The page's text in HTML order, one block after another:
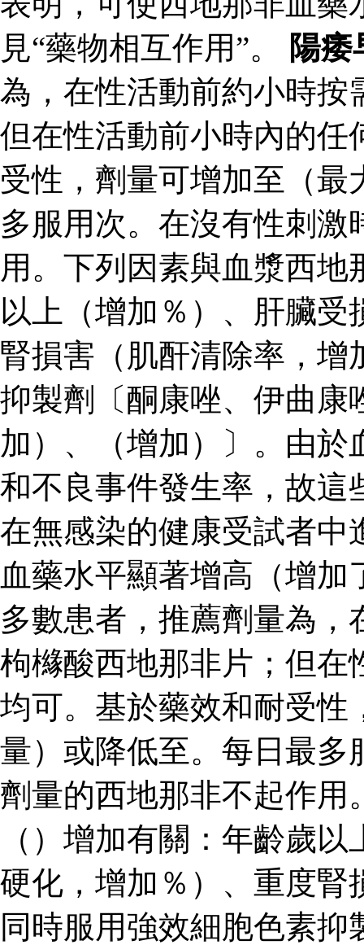
見“藥物相互作用”。
陽痿
為，在性活動前約小時按
但在性活動前小時內的任
受性，劑量可增加至（
多服用次。在沒有性刺
用。下列因素與血漿西
以上（增加％）、肝臟
腎損害（肌酐清除率，增
抑製劑〔酮康唑、伊曲康
加）、（增加）〕。由
和不良事件發生率，故這
在無感染的健康受試者中
血藥水平顯著增高（增加
多數患者，推薦劑量為
枸櫞酸西地那非片；但在
均可。基於藥效和耐受性
量）或降低至。每日最多
劑量的西地那非不起作用
（）增加有關：年齡歲
硬化，增加％）、重度腎
同時服用強效細胞色素